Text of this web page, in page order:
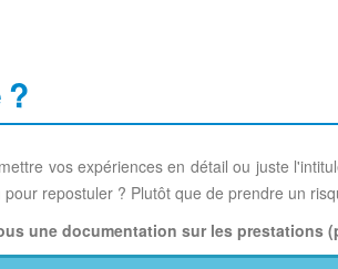
?
vos expériences en détail ou juste
repostuler ? Plutôt que de prendre un
une documentation sur les prestations